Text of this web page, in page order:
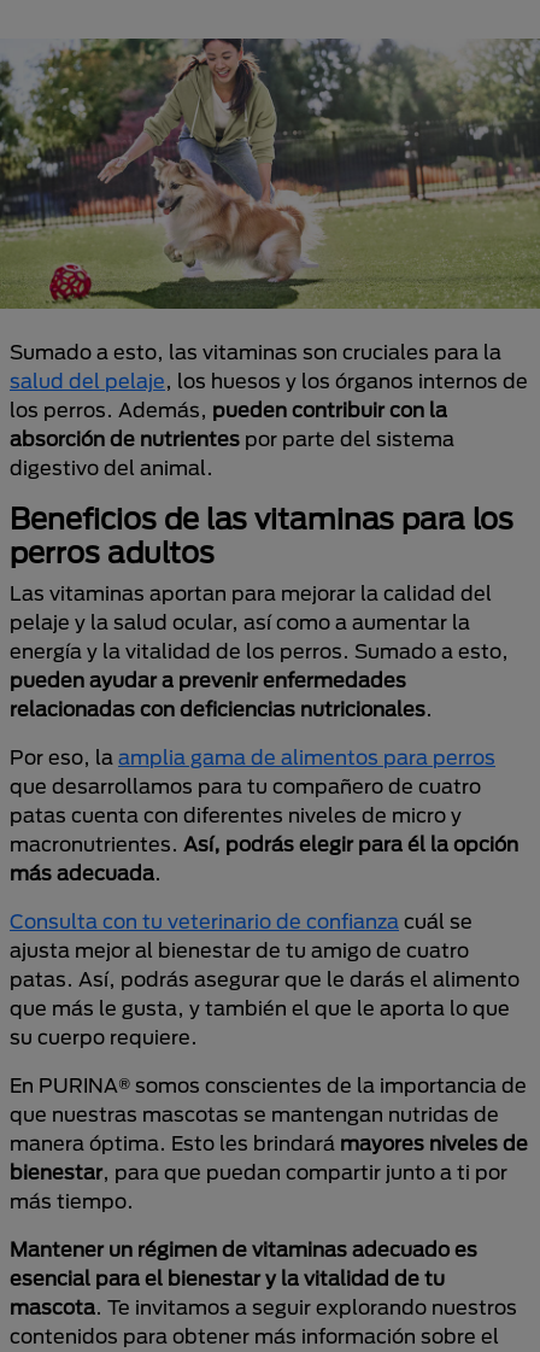
Sumado a esto, las vitaminas son cruciales para la
salud del pelaje, los huesos y los órganos internos de
los perros. Además, pueden contribuir con la
absorción de nutrientes por parte del sistema
digestivo del animal.
Beneficios de las vitaminas para los
perros adultos
Las vitaminas aportan para mejorar la calidad del
pelaje y la salud ocular, así como a aumentar la
energía y la vitalidad de los perros. Sumado a esto,
pueden ayudar a prevenir enfermedades
relacionadas con deficiencias nutricionales.
Por eso, la amplia gama de alimentos para perros
que desarrollamos para tu compañero de cuatro
patas cuenta con diferentes niveles de micro y
macronutrientes. Así, podrás elegir para él la opción
más adecuada.
Consulta con tu veterinario de confianza cuál se
ajusta mejor al bienestar de tu amigo de cuatro
patas. Así, podrás asegurar que le darás el alimento
que más le gusta, y también el que le aporta lo que
su cuerpo requiere.
En PURINA® somos conscientes de la importancia de
que nuestras mascotas se mantengan nutridas de
manera óptima. Esto les brindará mayores niveles de
bienestar, para que puedan compartir junto a ti por
más tiempo.
Mantener un régimen de vitaminas adecuado es
esencial para el bienestar y la vitalidad de tu
mascota. Te invitamos a seguir explorando nuestros
contenidos para obtener más información sobre el